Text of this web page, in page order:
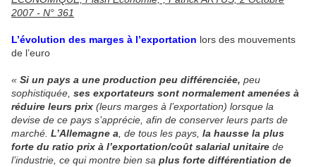
2007 - N° 361
L’évolution des marges à l’exportation lors des mouvements
de l’euro
« Si un pays a une production peu différenciée, peu
sophistiquée, ses exportateurs sont normalement amenées à
réduire leurs prix (leurs marges à l’exportation) lorsque la
devise de ce pays s’apprécie, afin de conserver leurs parts de
marché. L’Allemagne a , de tous les pays, la hausse la plus
forte du ratio prix à l’exportation/coût salarial unitaire de
l’industrie, ce qui montre bien sa plus forte différentiation de